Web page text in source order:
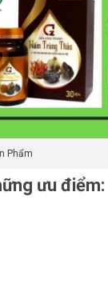
Phẩm
ưu điểm: